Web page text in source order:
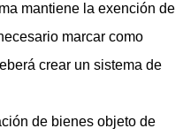
mantiene la exención de
marcar como
crear un sistema de
de bienes objeto de